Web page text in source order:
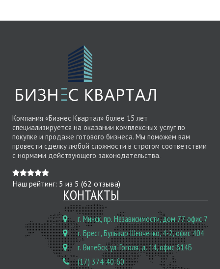
Компания «Бизнес Квартал» более 15 лет
специализируется на оказании комплексных услуг по
покупке и продаже готового бизнеса. Мы поможем вам
провести сделку любой сложности в строгом соответствии
с нормами действующего законодательства.
Наш рейтинг: 5 из 5 (62 отзыва)
КОНТАКТЫ
г. Минск, пр. Независимости, дом 77, офис 7
г. Брест, Бульвар Шевченко, 4-2, офис 404
г. Витебск, ул. Гоголя, д. 14, офис 614Б
(17) 374-40-60